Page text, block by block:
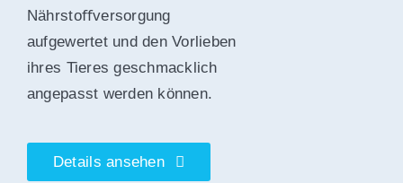
Nährstoﬀversorgung
aufgewertet und den Vorlieben
ihres Tieres geschmacklich
angepasst werden können.
Details ansehen